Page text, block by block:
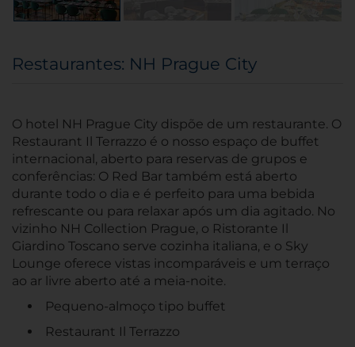
Restaurantes: NH Prague City
O hotel NH Prague City dispõe de um restaurante. O
Restaurant Il Terrazzo é o nosso espaço de buffet
internacional, aberto para reservas de grupos e
conferências: O Red Bar também está aberto
durante todo o dia e é perfeito para uma bebida
refrescante ou para relaxar após um dia agitado. No
vizinho NH Collection Prague, o Ristorante Il
Giardino Toscano serve cozinha italiana, e o Sky
Lounge oferece vistas incomparáveis e um terraço
ao ar livre aberto até a meia-noite.
Pequeno-almoço tipo buffet
Restaurant Il Terrazzo